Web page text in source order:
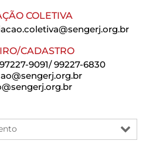
COLETIVA
CADASTRO
9091/ 99227-6830